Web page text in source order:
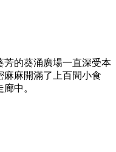
芳的葵涌廣場一直深受本
麻開滿了上百間小食
中。